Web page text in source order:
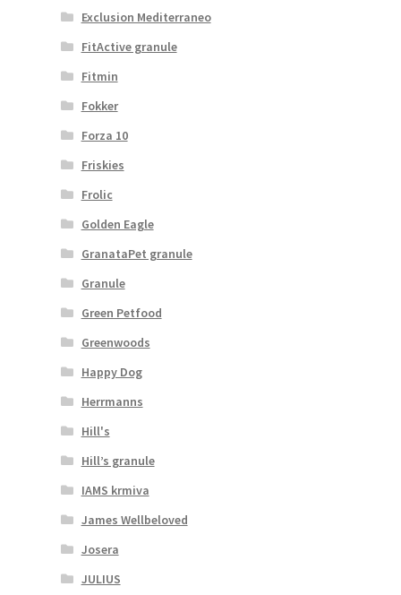
Exclusion Mediterraneo
FitActive granule
Fitmin
Fokker
Forza 10
Friskies
Frolic
Golden Eagle
GranataPet granule
Granule
Green Petfood
Greenwoods
Happy Dog
Herrmanns
Hill's
Hill’s granule
IAMS krmiva
James Wellbeloved
Josera
JULIUS